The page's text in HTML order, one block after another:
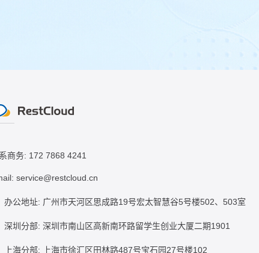
商务: 172 7868 4241
service@restcloud.cn
办公地址: 广州市天河区思成路19号宏太智慧谷5号楼502、503室
深圳分部: 深圳市南山区高新南环路留学生创业大厦二期1901
上海分部: 上海市徐汇区田林路487号宝石园27号楼102